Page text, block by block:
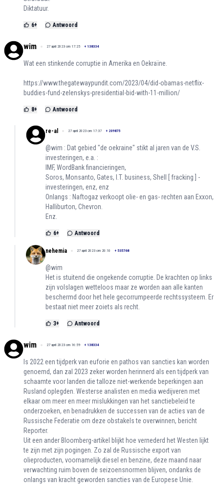
Diktatuur.
6+ Antwoord
wim 27 april 2023 om 17:25 + 138334
Wat een stinkende corruptie in Amerika en Oekraïne.
https://www.thegatewaypundit.com/2023/04/did-obamas-netflix-
buddies-fund-zelenskys-presidential-bid-with-11-million/
8+ Antwoord
re-al 27 april 2023 om 17:37 + 209875
@wim : Dat gebied "de oekraine" stikt al jaren van de V.S.
investeringen, e.a. :
IMF, WordBank financieringen,
Soros, Monsanto, Gates, I.T. business, Shell [ fracking ] -
investeringen, enz, enz
Onlangs : Naftogaz verkoopt olie- en gas- rechten aan Exxon,
Halliburton, Chevron.
Enz.
6+ Antwoord
nehemia 27 april 2023 om 20:10 + 535768
@wim
Het is stuitend die ongekende corruptie. De krachten op links
zijn volslagen wetteloos maar ze worden aan alle kanten
beschermd door het hele gecorrumpeerde rechtssysteem. Er
bestaat niet meer zoiets als recht.
3+ Antwoord
wim 27 april 2023 om 16:59 + 138334
ls 2022 een tijdperk van euforie en pathos van sancties kan worden
genoemd, dan zal 2023 zeker worden herinnerd als een tijdperk van
schaamte voor landen die talloze niet-werkende beperkingen aan
Rusland oplegden. Westerse analisten en media wedijveren met
elkaar om meer en meer mislukkingen van het sanctiebeleid te
onderzoeken, en benadrukken de successen van de acties van de
Russische Federatie om deze obstakels te overwinnen, bericht
Reporter.
Uit een ander Bloomberg-artikel blijkt hoe vernederd het Westen lijkt
te zijn met zijn pogingen. Zo zal de Russische export van
olieproducten, voornamelijk diesel en benzine, deze maand naar
verwachting ruim boven de seizoensnormen blijven, ondanks de
onlangs van kracht geworden sancties van de Europese Unie.